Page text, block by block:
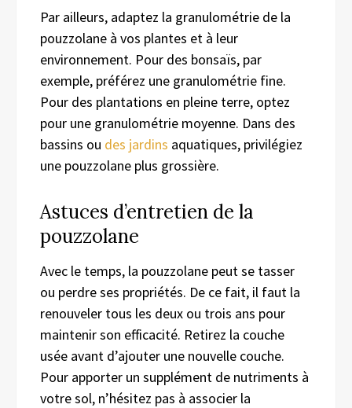
Par ailleurs, adaptez la granulométrie de la
pouzzolane à vos plantes et à leur
environnement. Pour des bonsaïs, par
exemple, préférez une granulométrie fine.
Pour des plantations en pleine terre, optez
pour une granulométrie moyenne. Dans des
bassins ou des jardins aquatiques, privilégiez
une pouzzolane plus grossière.
Astuces d’entretien de la
pouzzolane
Avec le temps, la pouzzolane peut se tasser
ou perdre ses propriétés. De ce fait, il faut la
renouveler tous les deux ou trois ans pour
maintenir son efficacité. Retirez la couche
usée avant d’ajouter une nouvelle couche.
Pour apporter un supplément de nutriments à
votre sol, n’hésitez pas à associer la